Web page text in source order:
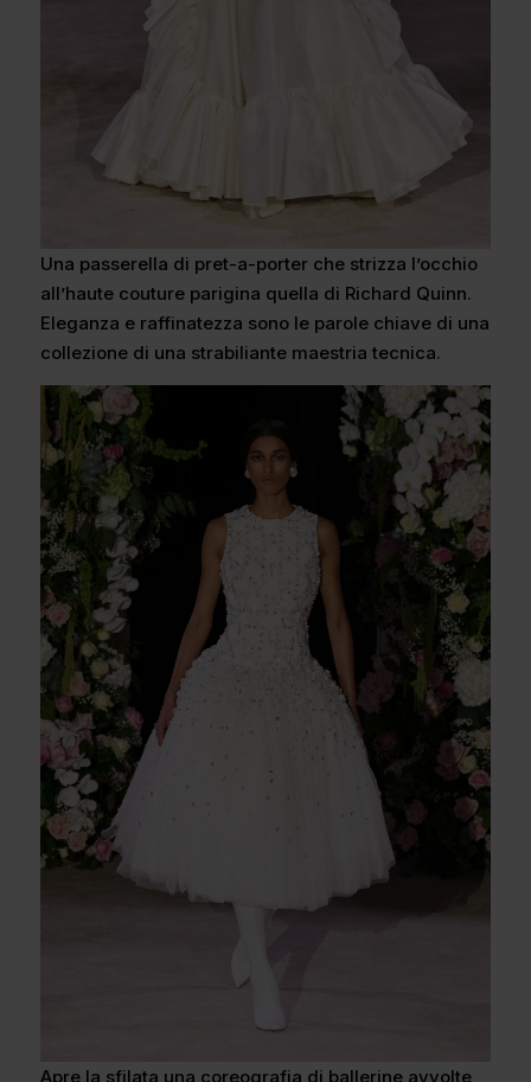
Una passerella di pret-a-porter che strizza l’occhio
all’haute couture parigina quella di Richard Quinn.
Eleganza e raffinatezza sono le parole chiave di una
collezione di una strabiliante maestria tecnica.
Apre la sfilata una coreografia di ballerine avvolte